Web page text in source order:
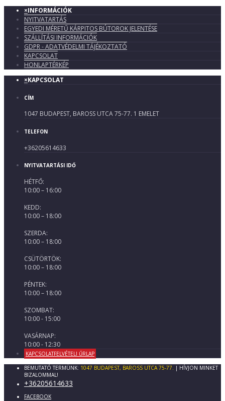
×INFORMÁCIÓK
NYITVATARTÁS
EGYEDI MÉRETŰ KÁRPITOS BÚTOROK JELENTÉSE
SZÁLLÍTÁSI INFORMÁCIÓK
GDPR - ADATVÉDELMI TÁJÉKOZTATÓ
KAPCSOLAT
HONLAPTÉRKÉP
×KAPCSOLAT
CÍM
1047 BUDAPEST, BAROSS UTCA 75-77. 1 EMELET
TELEFON
+36205614633
NYITVATARTÁSI IDŐ
HÉTFŐ:
10:00 – 16:00
KEDD:
10:00 – 18:00
SZERDA:
10:00 – 18:00
CSÜTÖRTÖK:
10:00 – 18:00
PÉNTEK:
10:00 – 18:00
SZOMBAT:
10:00 - 15:00
VASÁRNAP:
10:00 - 12:30
KAPCSOLATFELVÉTELI ŰRLAP
BEMUTATÓ TERMÜNK: 1047 BUDAPEST, BAROSS UTCA 75-77.
| HÍVJON MINKET
BIZALOMMAL!
+36205614633
FACEBOOK